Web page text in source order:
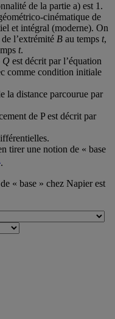
de la partie a) est 1.
cinématique de
et intégral (moderne). On
de l’extrémité B au temps t,
t.
Q est décrit par l’équation
comme condition initiale
la distance parcourue par
de P est décrit par
tirer une notion de « base
.
« base » chez Napier est